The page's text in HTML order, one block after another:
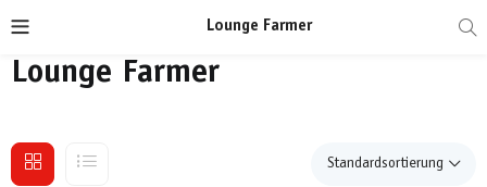
Lounge Farmer
Lounge Farmer
Standardsortierung